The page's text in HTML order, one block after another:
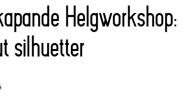
Helgworkshop:
silhuetter